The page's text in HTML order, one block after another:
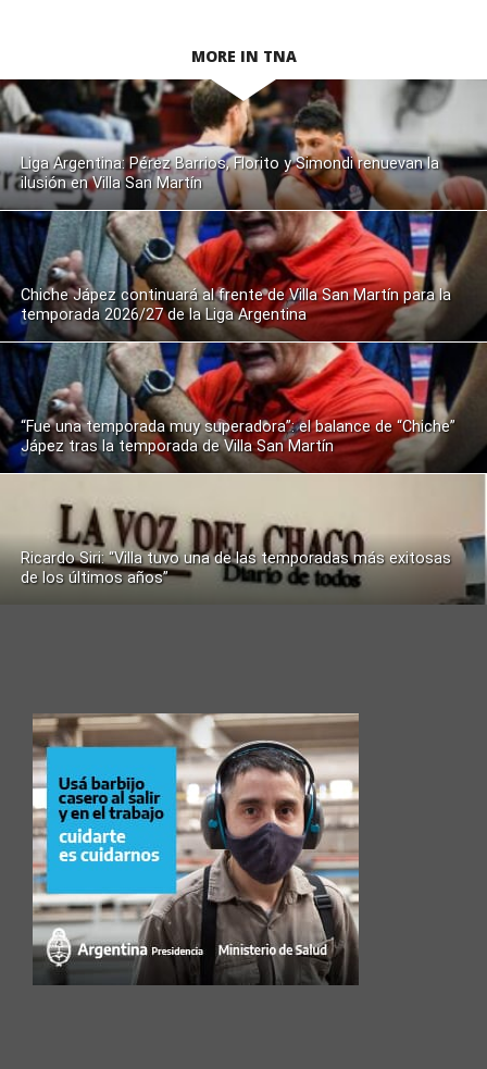
MORE IN TNA
Liga Argentina: Pérez Barrios, Florito y Simondi renuevan la
ilusión en Villa San Martín
Chiche Jápez continuará al frente de Villa San Martín para la
temporada 2026/27 de la Liga Argentina
“Fue una temporada muy superadora”: el balance de “Chiche”
Jápez tras la temporada de Villa San Martín
Ricardo Siri: “Villa tuvo una de las temporadas más exitosas
de los últimos años”